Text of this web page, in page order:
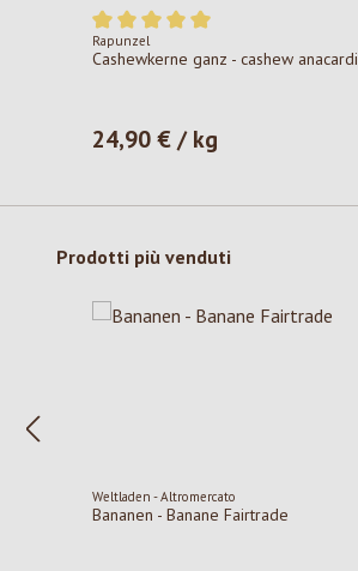
Valutazione media di 5 su 5 stelle
Rapunzel
Cashewkerne ganz - cashew anacardi
Prezzo normale:
24,90 € / kg
Salta la galleria dei prodotti
Prodotti più venduti
Weltladen - Altromercato
Bananen - Banane Fairtrade